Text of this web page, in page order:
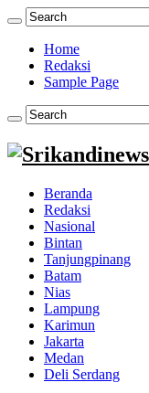
Home
Redaksi
Sample Page
Beranda
Redaksi
Nasional
Bintan
Tanjungpinang
Batam
Nias
Lampung
Karimun
Jakarta
Medan
Deli Serdang